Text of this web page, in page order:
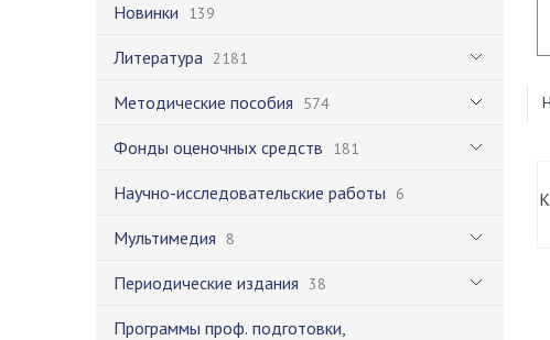
Новинки 139
Литература 2181
Методические пособия 574
Фонды оценочных средств 181
Научно-исследовательские работы 6
Мультимедия 8
Периодические издания 38
Программы проф. подготовки,